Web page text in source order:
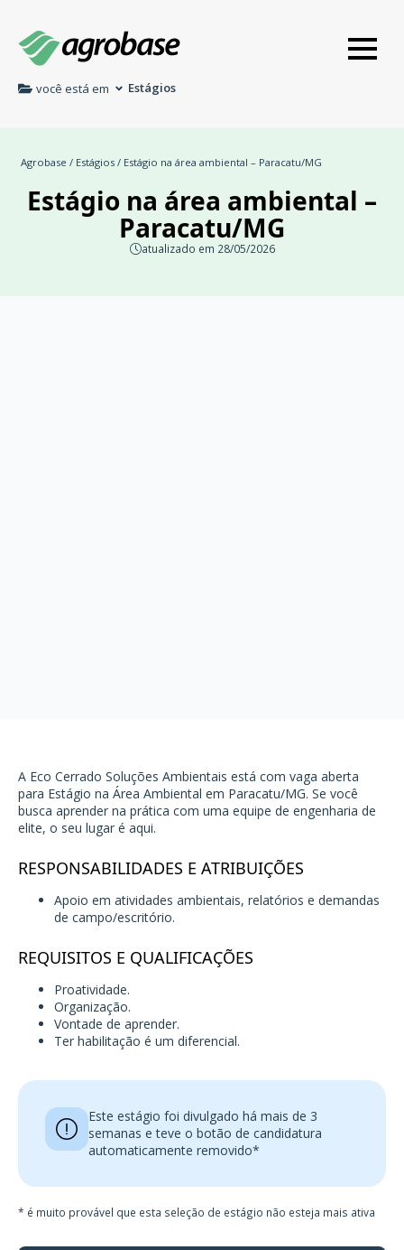
você está em Estágios
Agrobase / Estágios / Estágio na área ambiental – Paracatu/MG
Estágio na área ambiental –
Paracatu/MG
atualizado em 28/05/2026
A Eco Cerrado Soluções Ambientais está com vaga aberta
para Estágio na Área Ambiental em Paracatu/MG. Se você
busca aprender na prática com uma equipe de engenharia de
elite, o seu lugar é aqui.
RESPONSABILIDADES E ATRIBUIÇÕES
Apoio em atividades ambientais, relatórios e demandas
de campo/escritório.
REQUISITOS E QUALIFICAÇÕES
Proatividade.
Organização.
Vontade de aprender.
Ter habilitação é um diferencial.
Este estágio foi divulgado há mais de 3
semanas e teve o botão de candidatura
automaticamente removido*
* é muito provável que esta seleção de estágio não esteja mais ativa